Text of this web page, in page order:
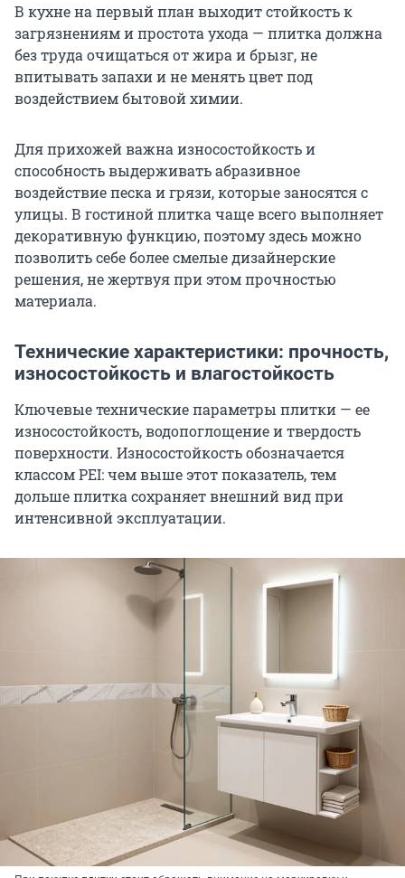
В кухне на первый план выходит стойкость к
загрязнениям и простота ухода — плитка должна
без труда очищаться от жира и брызг, не
впитывать запахи и не менять цвет под
воздействием бытовой химии.
Для прихожей важна износостойкость и
способность выдерживать абразивное
воздействие песка и грязи, которые заносятся с
улицы. В гостиной плитка чаще всего выполняет
декоративную функцию, поэтому здесь можно
позволить себе более смелые дизайнерские
решения, не жертвуя при этом прочностью
материала.
Технические характеристики: прочность,
износостойкость и влагостойкость
Ключевые технические параметры плитки — ее
износостойкость, водопоглощение и твердость
поверхности. Износостойкость обозначается
классом PEI: чем выше этот показатель, тем
дольше плитка сохраняет внешний вид при
интенсивной эксплуатации.